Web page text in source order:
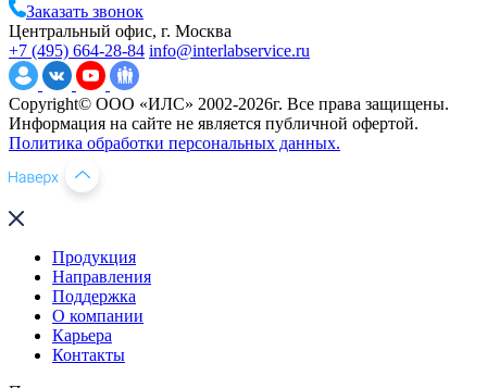
Заказать звонок
Центральный офис, г. Москва
+7 (495) 664-28-84 info@interlabservice.ru
Copyright© ООО «ИЛС» 2002-2026г. Все права защищены.
Информация на сайте не является публичной офертой.
Политика обработки персональных данных.
Продукция
Направления
Поддержка
О компании
Карьера
Контакты